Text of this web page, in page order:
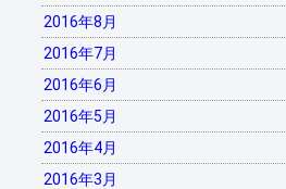
2016年8月
2016年7月
2016年6月
2016年5月
2016年4月
2016年3月